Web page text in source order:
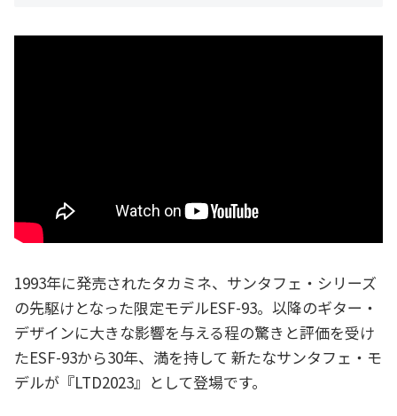
1993年に発売されたタカミネ、サンタフェ・シリーズ
の先駆けとなった限定モデルESF-93。以降のギター・
デザインに大きな影響を与える程の驚きと評価を受け
たESF-93から30年、満を持して 新たなサンタフェ・モ
デルが『LTD2023』として登場です。